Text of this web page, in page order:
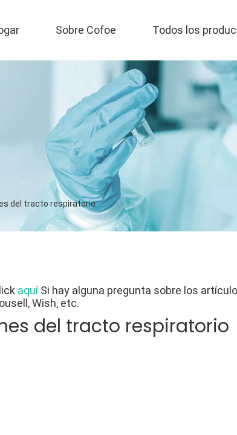
Sobre Cofoe Todos los
del tracto respiratorio
aquí Si hay alguna pregunta sobre los
Wish, etc.
del tracto respiratorio